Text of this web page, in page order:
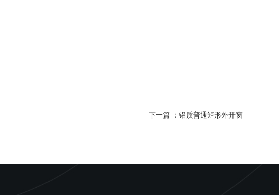
下一篇 ： 铝质普通矩形外开窗